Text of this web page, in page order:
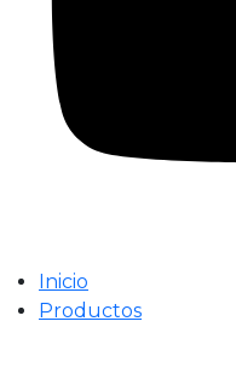
Inicio
Productos